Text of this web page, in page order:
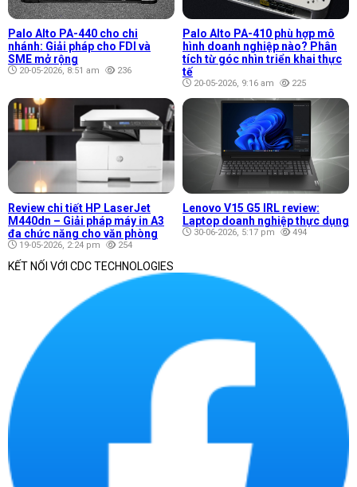
Palo Alto PA-440 cho chi
nhánh: Giải pháp cho FDI và
SME mở rộng
20-05-2026, 8:51 am 236
Palo Alto PA-410 phù hợp mô
hình doanh nghiệp nào? Phân
tích từ góc nhìn triển khai thực
tế
20-05-2026, 9:16 am 225
Review chi tiết HP LaserJet
M440dn – Giải pháp máy in A3
đa chức năng cho văn phòng
19-05-2026, 2:24 pm 254
Lenovo V15 G5 IRL review:
Laptop doanh nghiệp thực dụng
30-06-2026, 5:17 pm 494
KẾT NỐI VỚI CDC TECHNOLOGIES